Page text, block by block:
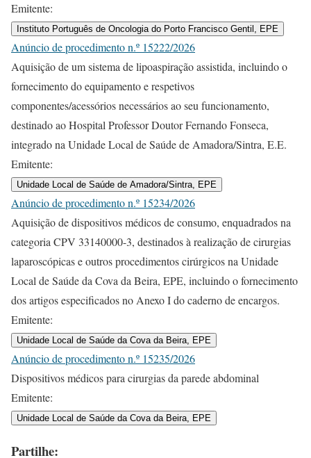
Emitente:
Instituto Português de Oncologia do Porto Francisco Gentil, EPE
Anúncio de procedimento n.º 15222/2026
Aquisição de um sistema de lipoaspiração assistida, incluindo o
fornecimento do equipamento e respetivos
componentes/acessórios necessários ao seu funcionamento,
destinado ao Hospital Professor Doutor Fernando Fonseca,
integrado na Unidade Local de Saúde de Amadora/Sintra, E.E.
Emitente:
Unidade Local de Saúde de Amadora/Sintra, EPE
Anúncio de procedimento n.º 15234/2026
Aquisição de dispositivos médicos de consumo, enquadrados na
categoria CPV 33140000-3, destinados à realização de cirurgias
laparoscópicas e outros procedimentos cirúrgicos na Unidade
Local de Saúde da Cova da Beira, EPE, incluindo o fornecimento
dos artigos especificados no Anexo I do caderno de encargos.
Emitente:
Unidade Local de Saúde da Cova da Beira, EPE
Anúncio de procedimento n.º 15235/2026
Dispositivos médicos para cirurgias da parede abdominal
Emitente:
Unidade Local de Saúde da Cova da Beira, EPE
Partilhe: